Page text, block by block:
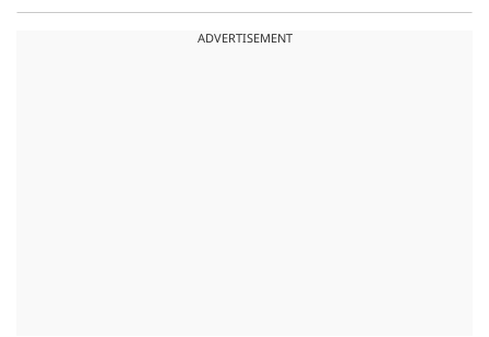
ADVERTISEMENT